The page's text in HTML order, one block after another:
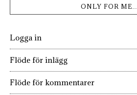
ONLY FOR ME…
Logga in
Flöde för inlägg
Flöde för kommentarer